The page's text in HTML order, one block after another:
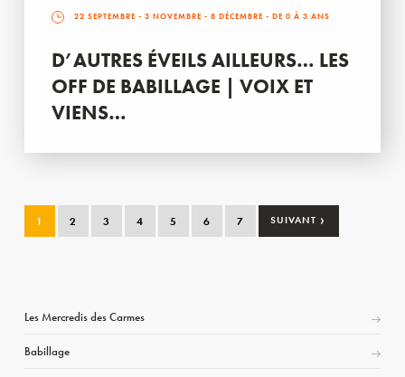
22 SEPTEMBRE - 3 NOVEMBRE - 8 DÉCEMBRE - DE 0 À 3 ANS
D’AUTRES ÉVEILS AILLEURS… LES
OFF DE BABILLAGE | VOIX ET
VIENS…
1 2 3 4 5 6 7 SUIVANT ›
Les Mercredis des Carmes
Babillage